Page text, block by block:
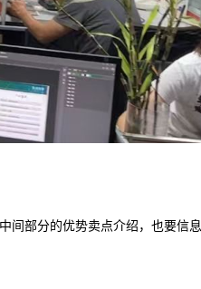
间部分的优势卖点介绍，也要信